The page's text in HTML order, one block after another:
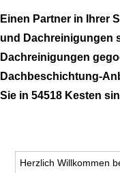
Einen Partner in Ihrer
und Dachreinigungen
Dachreinigungen
Dachbeschichtung-
Sie in 54518 Kesten
Herzlich Willkommen